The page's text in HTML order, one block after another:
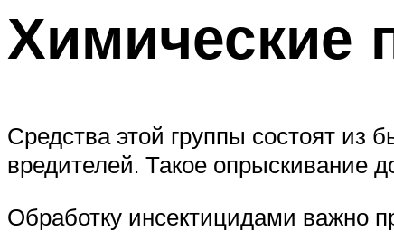
Химические
Средства этой группы состоят из
вредителей. Такое опрыскивание
Обработку инсектицидами важно